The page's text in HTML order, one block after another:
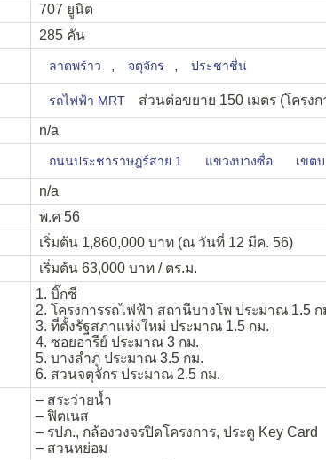
707 ยูนิต
285 คัน
ลาดพร้าว , จตุจักร , ประชาชื่น
รถไฟฟ้า MRT
ส่วนต่อขยาย 150 เมตร (โครง
n/a
ถนนประชาราษฎร์สาย 1 แขวงบางซื่อ เขต
n/a
พ.ค 56
เริ่มต้น 1,860,000 บาท (ณ วันที่ 12 มีค. 56)
เริ่มต้น 63,000 บาท / ตร.ม.
1. บิ๊กซี
2. โครงการรถไฟฟ้า สถานีบางโพ ประมาณ 1.5 ก
3. ที่ตั้งรัฐสภาแห่งใหม่ ประมาณ 1.5 กม.
4. ซอยอารีย์ ประมาณ 3 กม.
5. บางลำภู ประมาณ 3.5 กม.
6. สวนจตุจักร ประมาณ 2.5 กม.
– สระว่ายน้ำ
– ฟิตเนส
– รปภ., กล้องวงจรปิดโครงการ, ประตู Key Card
– สวนหย่อม